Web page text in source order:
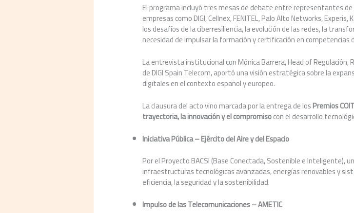
El programa incluyó tres mesas de debate entre representantes
empresas como DIGI, Cellnex, FENITEL, Palo Alto Networks,
los desafíos de la ciberresiliencia, la evolución de las redes, la
necesidad de impulsar la formación y certificación en
La entrevista institucional con Mónica Barrera, Head of
de DIGI Spain Telecom, aportó una visión estratégica sobre la
digitales en el contexto español y europeo.
La clausura del acto vino marcada por la entrega de losPremios
trayectoria, la innovación y el compromisocon el desarrollo
Iniciativa Pública – Ejército del Aire y del Espacio
Por el Proyecto BACSI (Base Conectada, Sostenible e Inteligente),
infraestructuras tecnológicas avanzadas, energías renovables y
eficiencia, la seguridad y la sostenibilidad.
Impulso de las Telecomunicaciones – AMETIC